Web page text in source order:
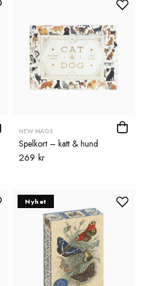
NEW MAGS
Spelkort – katt & hund
269 kr
Nyhet